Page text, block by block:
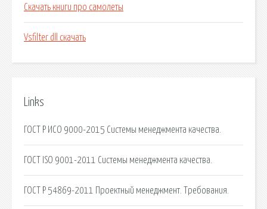
Скачать книги про самолеты
Vsfilter dll скачать
Links
ГОСТ Р ИСО 9000-2015 Системы менеджмента качества.
ГОСТ ISO 9001-2011 Системы менеджмента качества.
ГОСТ Р 54869-2011 Проектный менеджмент. Требования.